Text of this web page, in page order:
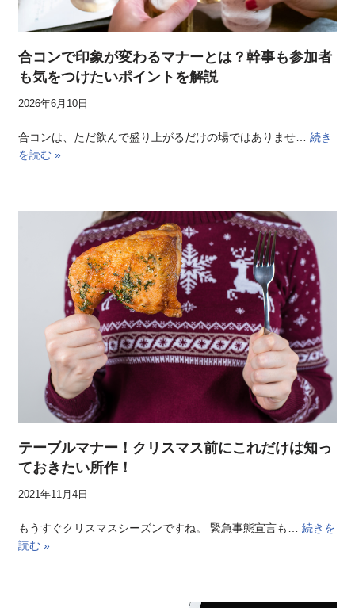
合コンで印象が変わるマナーとは？幹事も参加者
も気をつけたいポイントを解説
2026年6月10日
合コンは、ただ飲んで盛り上がるだけの場ではありませ…続き
を読む »
テーブルマナー！クリスマス前にこれだけは知っ
ておきたい所作！
2021年11月4日
もうすぐクリスマスシーズンですね。 緊急事態宣言も…続きを
読む »